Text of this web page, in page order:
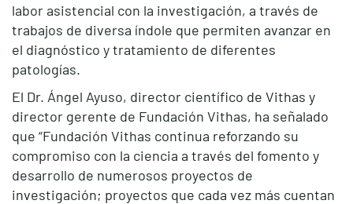
labor asistencial con la investigación, a través de
trabajos de diversa índole que permiten avanzar en
el diagnóstico y tratamiento de diferentes
patologías.
El Dr. Ángel Ayuso, director científico de Vithas y
director gerente de Fundación Vithas, ha señalado
que “Fundación Vithas continua reforzando su
compromiso con la ciencia a través del fomento y
desarrollo de numerosos proyectos de
investigación; proyectos que cada vez más cuentan